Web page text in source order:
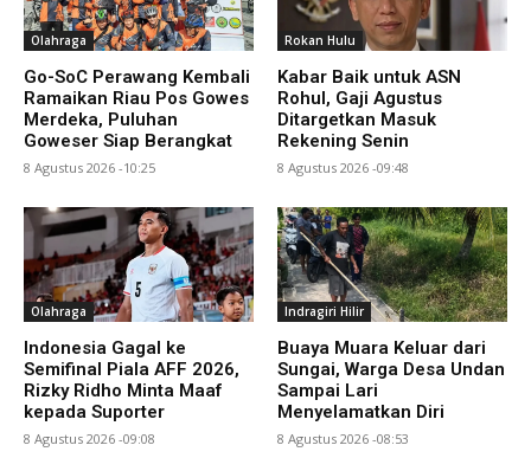
Olahraga
Go-SoC Perawang Kembali
Ramaikan Riau Pos Gowes
Merdeka, Puluhan
Goweser Siap Berangkat
8 Agustus 2026 -10:25
Rokan Hulu
Kabar Baik untuk ASN
Rohul, Gaji Agustus
Ditargetkan Masuk
Rekening Senin
8 Agustus 2026 -09:48
Olahraga
Indonesia Gagal ke
Semifinal Piala AFF 2026,
Rizky Ridho Minta Maaf
kepada Suporter
8 Agustus 2026 -09:08
Indragiri Hilir
Buaya Muara Keluar dari
Sungai, Warga Desa Undan
Sampai Lari
Menyelamatkan Diri
8 Agustus 2026 -08:53